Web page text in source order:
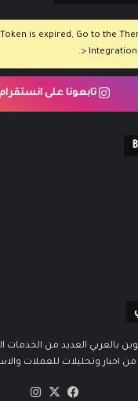
is expired, Go to the
>
تابعونا على
بالعربي العديد من الخدمات
من اخبار وتحليلات للعملات
فيسبوك
‫X